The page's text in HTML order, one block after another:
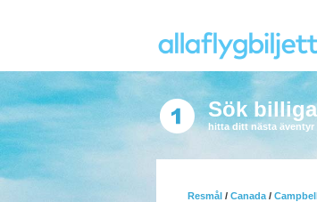
Sök
hitta ditt nästa äventyr
Resmål / Canada /